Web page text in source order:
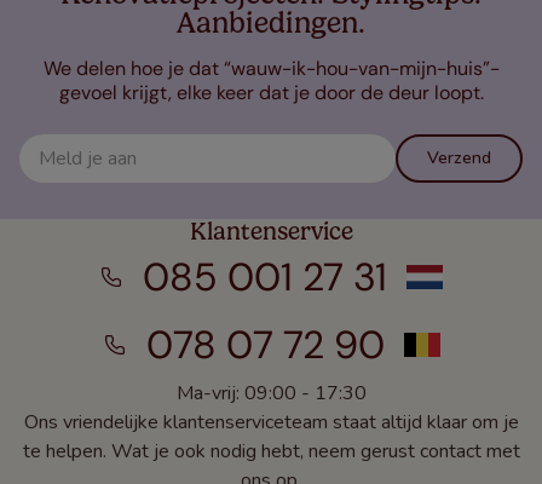
Aanbiedingen.
We delen hoe je dat “wauw-ik-hou-van-mijn-huis”-
gevoel krijgt, elke keer dat je door de deur loopt.
Verzend
Klantenservice
085 001 27 31
078 07 72 90
Ma-vrij: 09:00 - 17:30
Ons vriendelijke klantenserviceteam staat altijd klaar om je
te helpen. Wat je ook nodig hebt, neem gerust contact met